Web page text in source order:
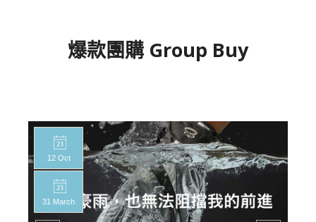
爆款團購 Group Buy
12 Oct
31 March